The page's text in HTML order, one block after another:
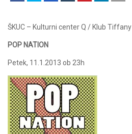
ŠKUC – Kulturni center Q / Klub Tiffany
POP NATION
Petek, 11.1.2013 ob 23h